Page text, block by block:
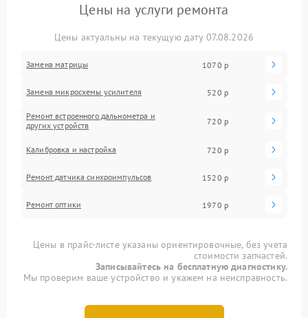
Цены на услуги ремонта
Цены актуальны на текущую дату 07.08.2026
Замена матрицы 1070 р
Замена микросхемы усилителя 520 р
Ремонт встроенного дальнометра и
других устройств
720 р
Калибровка и настройка 720 р
Ремонт датчика синхроимпульсов 1520 р
Ремонт оптики 1970 р
Цены в прайс-листе указаны ориентировочные, без учета
стоимости запчастей.
Записывайтесь на бесплатную диагностику.
Мы проверим ваше устройство и укажем на неисправность.